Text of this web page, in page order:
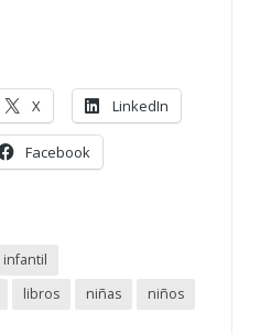
X LinkedIn
Facebook
infantil
libros niñas
niños